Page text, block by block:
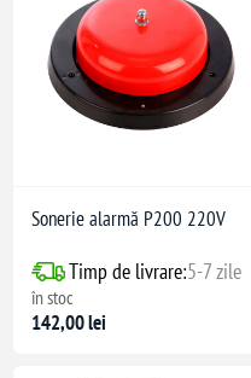
Sonerie alarmă P200 220V
Timp de livrare:5-7 zile
în stoc
142,00 lei